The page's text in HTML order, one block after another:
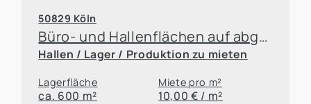
50829 Köln
Büro- und Hallenflächen auf abgeschlossenem Grundstück
Hallen / Lager / Produktion zu mieten
Lagerfläche
ca. 600 m²
Miete pro m²
10,00 € / m²